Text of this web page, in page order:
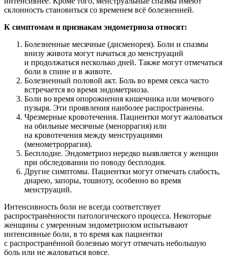
склонность становиться со временем всё болезненней.
К симптомам и признакам эндометриоза относят:
Болезненные месячные (дисменорея). Боли и спазмы
внизу живота могут начаться до менструаций
и продолжаться несколько дней. Также могут отмечаться
боли в спине и в животе.
Болезненный половой акт. Боль во время секса часто
встречается во время эндометриоза.
Боли во время опорожнения кишечника или мочевого
пузыря. Эти проявления наиболее распространены.
Чрезмерные кровотечения. Пациентки могут жаловаться
на обильные месячные (меноррагия) или
на кровотечения между менструациями
(менометроррагия).
Бесплодие. Эндометриоз нередко выявляется у женщин
при обследовании по поводу бесплодия.
Другие симптомы. Пациентки могут отмечать слабость,
диарею, запоры, тошноту, особенно во время
менструаций.
Интенсивность боли не всегда соответствует
распространённости патологического процесса. Некоторые
женщины с умеренным эндометриозом испытывают
интенсивные боли, в то время как пациентки
с распространённой болезнью могут отмечать небольшую
боль или не жаловаться вовсе.